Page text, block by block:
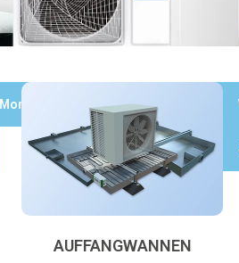
Montagematerial Kupferrohr
AUFFANGWANNEN